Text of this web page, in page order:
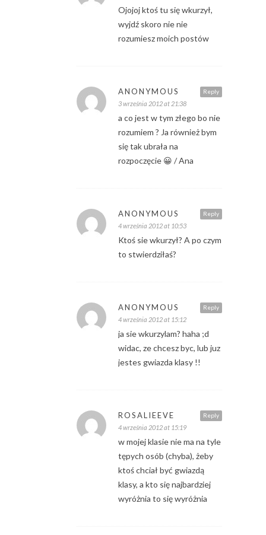
Ojojoj ktoś tu się wkurzył,
wyjdź skoro nie nie
rozumiesz moich postów
Reply
ANONYMOUS
3 września 2012 at 21:38
a co jest w tym złego bo nie
rozumiem ? Ja również bym
się tak ubrała na
rozpoczęcie 😀 / Ana
Reply
ANONYMOUS
4 września 2012 at 10:53
Ktoś sie wkurzył? A po czym
to stwierdziłaś?
Reply
ANONYMOUS
4 września 2012 at 15:12
ja sie wkurzylam? haha ;d
widac, ze chcesz byc, lub juz
jestes gwiazda klasy !!
Reply
ROSALIEEVE
4 września 2012 at 15:19
w mojej klasie nie ma na tyle
tępych osób (chyba), żeby
ktoś chciał być gwiazdą
klasy, a kto się najbardziej
wyróżnia to się wyróżnia